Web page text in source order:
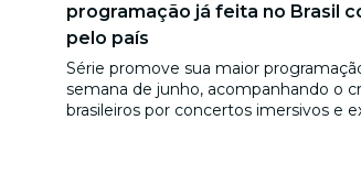
programação já feita no Brasil
pelo país
Série promove sua maior
semana de junho, acompanhando o
brasileiros por concertos imersivos e